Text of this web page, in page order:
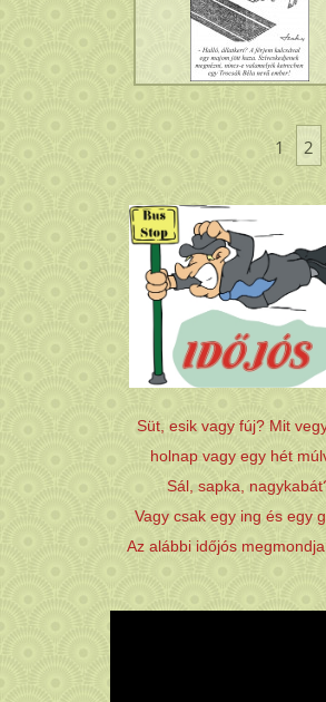
1 2
Süt, esik vagy fúj? Mit
holnap vagy egy hét
Sál, sapka,
Vagy csak egy ing és egy
Az alábbi időjós